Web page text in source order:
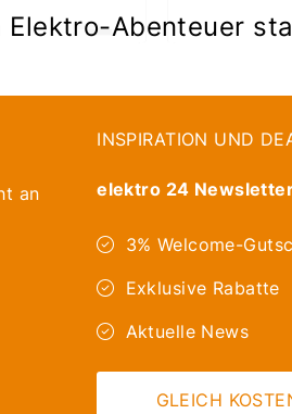
Elektro-Abenteuer
an
INSPIRATION UND
elektro 24
3% Welcome-
Exklusive Rabatte
Aktuelle News
GLEICH